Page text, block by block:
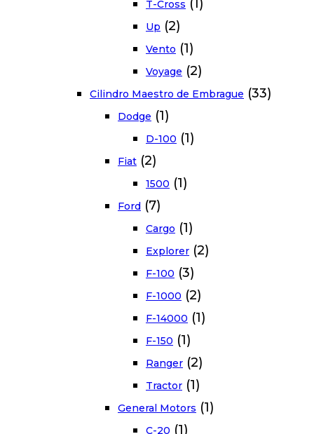
T-Cross (1)
Up (2)
Vento (1)
Voyage (2)
Cilindro Maestro de Embrague (33)
Dodge (1)
D-100 (1)
Fiat (2)
1500 (1)
Ford (7)
Cargo (1)
Explorer (2)
F-100 (3)
F-1000 (2)
F-14000 (1)
F-150 (1)
Ranger (2)
Tractor (1)
General Motors (1)
C-20 (1)